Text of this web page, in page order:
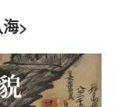
>